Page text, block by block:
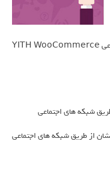
قابلیت های افزونه ورود از طریق شبکه‌های اجتماعی YITH WooCommerce
شبکه های اجتماعی
از طریق شبکه های اجتماعی